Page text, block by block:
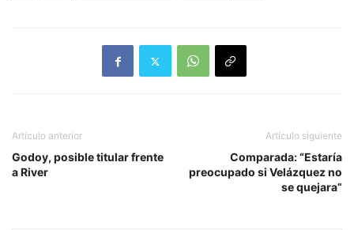
Artículo anterior
Godoy, posible titular frente
a River
Artículo siguiente
Comparada: “Estaría
preocupado si Velázquez no
se quejara”